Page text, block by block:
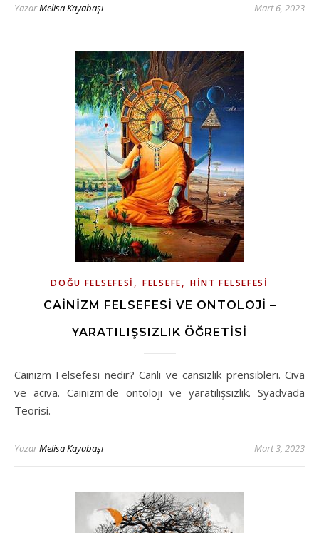
YazarMelisa Kayabaşı Mart 6, 2023
DOĞU FELSEFESI ,FELSEFE, HINT FELSEFESI
CAINIZM FELSEFESI VE ONTOLOJI –
YARATILIŞSIZLIK ÖĞRETISI
Cainizm Felsefesi nedir? Canlı ve cansızlık prensibleri. Civa
ve aciva. Cainizm'de ontoloji ve yaratılışsızlık. Syadvada
Teorisi.
YazarMelisa Kayabaşı Mart 3, 2023